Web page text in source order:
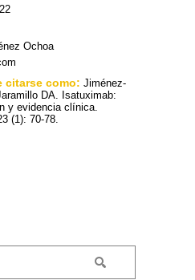
Ochoa
citarse como: Jiménez-
DA. Isatuximab:
y evidencia clínica.
(1): 70-78.